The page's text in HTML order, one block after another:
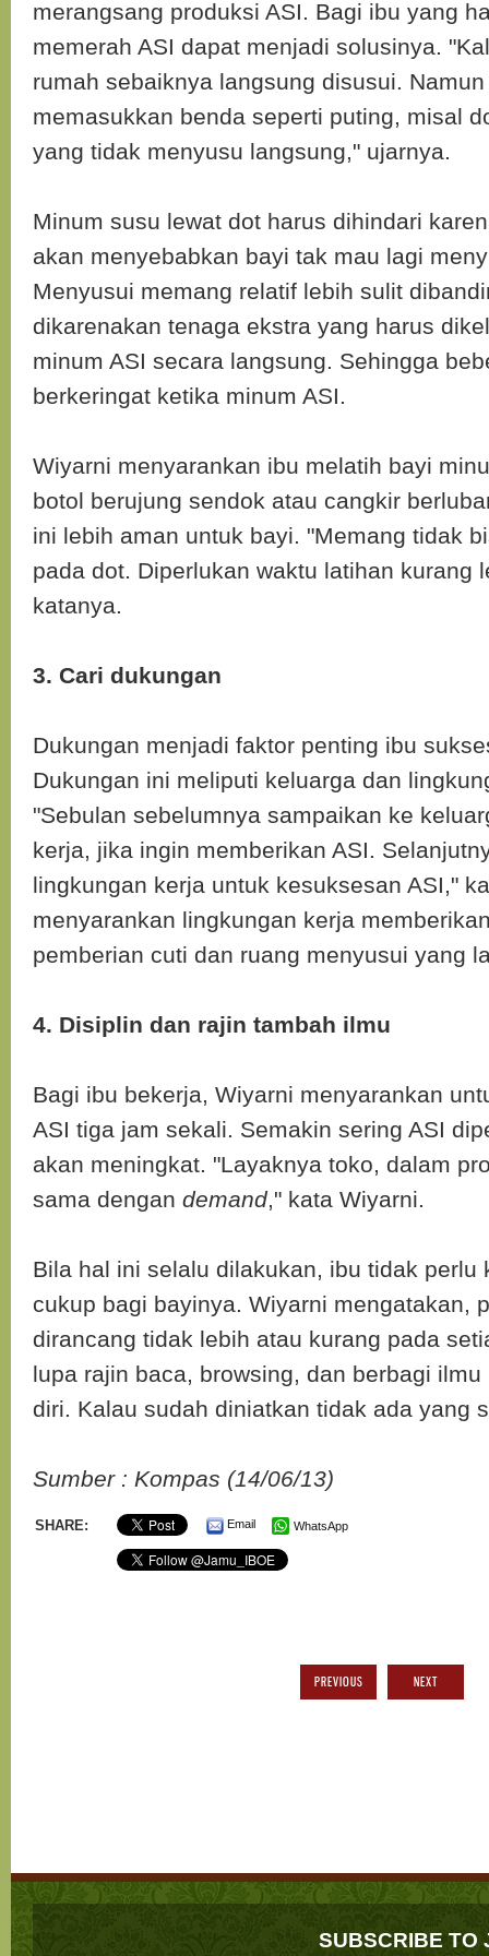
merangsang produksi ASI. Bagi ibu yang
memerah ASI dapat menjadi solusinya.
rumah sebaiknya langsung disusui.
memasukkan benda seperti puting, misal
yang tidak menyusu langsung," ujarnya.
Minum susu lewat dot harus dihindari
akan menyebabkan bayi tak mau lagi
Menyusui memang relatif lebih sulit
dikarenakan tenaga ekstra yang harus
minum ASI secara langsung. Sehingga
berkeringat ketika minum ASI.
Wiyarni menyarankan ibu melatih bayi
botol berujung sendok atau cangkir
ini lebih aman untuk bayi. "Memang tidak
pada dot. Diperlukan waktu latihan kurang
katanya.
3. Cari dukungan
Dukungan menjadi faktor penting ibu
Dukungan ini meliputi keluarga dan
"Sebulan sebelumnya sampaikan ke
kerja, jika ingin memberikan ASI.
lingkungan kerja untuk kesuksesan ASI,"
menyarankan lingkungan kerja
pemberian cuti dan ruang menyusui yang
4. Disiplin dan rajin tambah ilmu
Bagi ibu bekerja, Wiyarni menyarankan
ASI tiga jam sekali. Semakin sering ASI
akan meningkat. "Layaknya toko, dalam
sama dengan demand," kata Wiyarni.
Bila hal ini selalu dilakukan, ibu tidak perlu
cukup bagi bayinya. Wiyarni mengatakan,
dirancang tidak lebih atau kurang pada
lupa rajin baca, browsing, dan berbagi
diri. Kalau sudah diniatkan tidak ada yang
Sumber : Kompas (14/06/13)
SHARE: Email WhatsApp
PREVIOUS NEXT
SUBSCRIBE TO